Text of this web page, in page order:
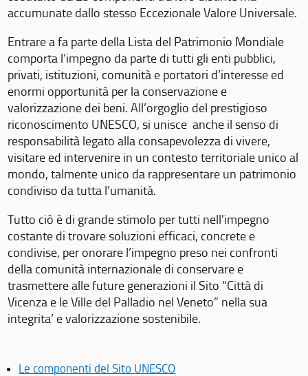
accumunate dallo stesso Eccezionale Valore Universale.
Entrare a fa parte della Lista del Patrimonio Mondiale
comporta l’impegno da parte di tutti gli enti pubblici,
privati, istituzioni, comunità e portatori d’interesse ed
enormi opportunità per la conservazione e
valorizzazione dei beni. All’orgoglio del prestigioso
riconoscimento UNESCO, si unisce anche il senso di
responsabilità legato alla consapevolezza di vivere,
visitare ed intervenire in un contesto territoriale unico al
mondo, talmente unico da rappresentare un patrimonio
condiviso da tutta l’umanità.
Tutto ciò è di grande stimolo per tutti nell’impegno
costante di trovare soluzioni efficaci, concrete e
condivise, per onorare l’impegno preso nei confronti
della comunità internazionale di conservare e
trasmettere alle future generazioni il Sito “Città di
Vicenza e le Ville del Palladio nel Veneto” nella sua
integrita’ e valorizzazione sostenibile.
Le componenti del Sito UNESCO